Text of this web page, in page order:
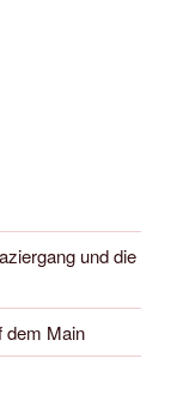
und die
dem Main